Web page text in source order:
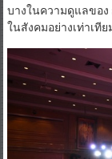
บางในความดูแลของ
ในสังคมอย่างเท่าเ